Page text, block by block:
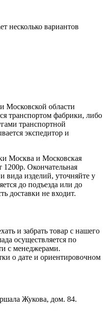
несколько вариантов
Московской области
транспортом фабрики, либо
транспортной
экспедитор и
Москва и Московская
Окончательная
вида изделий, уточняйте у
до подъезда или до
доставки не входит.
и забрать товар с нашего
осуществляется по
с менеджерами.
о дате и ориентировочном
Жукова, дом. 84.